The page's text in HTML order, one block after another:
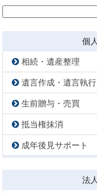
検
索:
個
相続・遺産整理
遺言作成・遺言執行
生前贈与・売買
抵当権抹消
成年後見サポート
法